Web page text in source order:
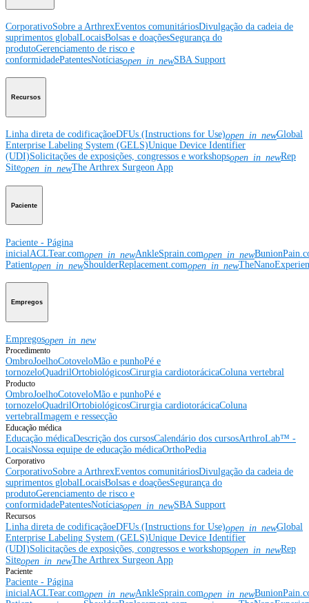
CorporativoSobre a ArthrexEventos comunitáriosDivulgação da cadeia de
suprimentos globalLocaisBolsas e doaçõesSegurança do
produtoGerenciamento de risco e
conformidadePatentesNotíciasopen_in_newSBA Support
Recursos
Linha direta de codificaçãoeDFUs (Instructions for Use)open_in_newGlobal
Enterprise Labeling System (GELS)Unique Device Identifier
(UDI)Solicitações de exposições, congressos e workshopsopen_in_newRep
Siteopen_in_newThe Arthrex Surgeon App
Paciente
Paciente - Página
inicial ACLTear.comopen_in_newAnkleSprain.comopen_in_new
Patientopen_in_newShoulderReplacement.comopen_in_new
Empregos
Empregosopen_in_new
Procedimento
OmbroJoelhoCotoveloMão e punhoPé e
tornozeloQuadrilOrtobiológicosCirurgia cardiotorácicaColuna vertebral
Producto
OmbroJoelhoCotoveloMão e punhoPé e
tornozeloQuadrilOrtobiológicosCirurgia cardiotorácicaColuna
vertebralImagem e ressecção
Educação médica
Educação médicaDescrição dos cursosCalendário dos cursosArthroLab™ -
LocaisNossa equipe de educação médicaOrthoPedia
Corporativo
CorporativoSobre a ArthrexEventos comunitáriosDivulgação da cadeia de
suprimentos globalLocaisBolsas e doaçõesSegurança do
produtoGerenciamento de risco e
conformidadePatentesNotíciasopen_in_newSBA Support
Recursos
Linha direta de codificaçãoeDFUs (Instructions for Use)open_in_newGlobal
Enterprise Labeling System (GELS)Unique Device Identifier
(UDI)Solicitações de exposições, congressos e workshopsopen_in_newRep
Siteopen_in_newThe Arthrex Surgeon App
Paciente
Paciente - Página
inicialACLTear.comopen_in_newAnkleSprain.comopen_in_new